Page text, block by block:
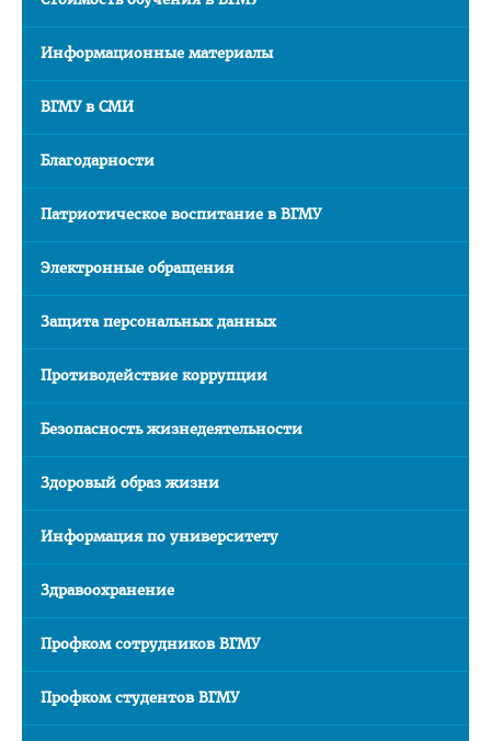
Клиническая ординатура
Подача документов
Информация для рекрутинговых компаний
Официальные представители
Воспитательная работа
Информационно - консультационный пункт
Проморолики о ВГМУ
РБ
НАУКА
Информационные материалы
ВГМУ в СМИ
Благодарности
Патриотическое воспитание в ВГМУ
Электронные обращения
Защита персональных данных
Противодействие коррупции
Безопасность жизнедеятельности
Здоровый образ жизни
Информация по университету
Здравоохранение
Профком сотрудников ВГМУ
Профком студентов ВГМУ